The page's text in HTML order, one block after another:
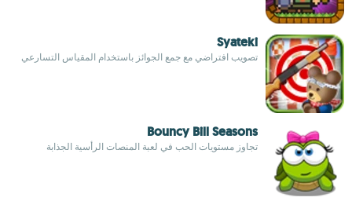
Syateki
تصويب افتراضي مع جمع الجوائز باستخدام المقياس التسارعي
Bouncy Bill Seasons
تجاوز مستويات الحب في لعبة المنصات الرأسية الجذابة